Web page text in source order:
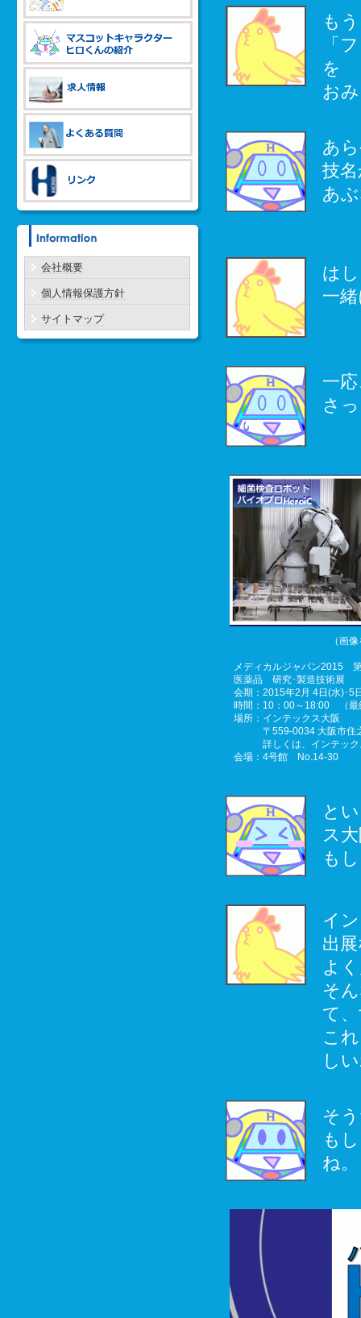
も
「
を
お
あ
技
あ
は
一
一
さ
（画
メディカルジャパン2015
医薬品 研究･製造技術展
会期：2015年2月 4日(水)･5
時間：10：00～18:00 （最
場所：インテックス大阪
〒559-0034 大阪市住之
詳しくは、インテック
会場：4号館 No.14-30
と
ス
も
イ
出
よ
そ
て
こ
し
そ
も
ね
会社概要
個人情報保護方針
サイトマップ